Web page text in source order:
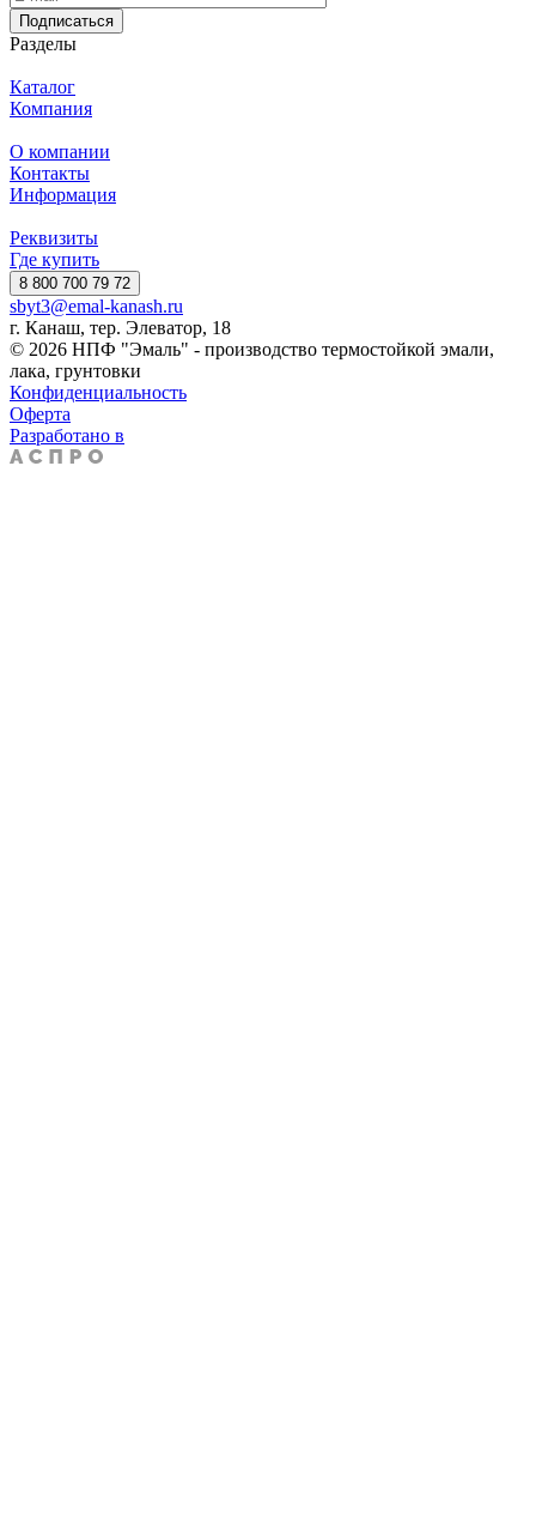
Подписаться
Разделы
Каталог
Компания
О компании
Контакты
Информация
Реквизиты
Где купить
8 800 700 79 72
sbyt3@emal-kanash.ru
г. Канаш, тер. Элеватор, 18
© 2026 НПФ "Эмаль" - производство термостойкой эмали,
лака, грунтовки
Конфиденциальность
Оферта
Разработано в